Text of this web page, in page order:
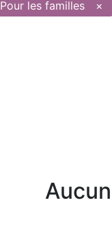
Pour les familles ×